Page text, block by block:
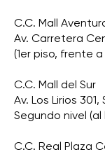
C.C. Mall
Av. Carretera
(1er piso, frente a
C.C. Mall del Sur
Av. Los Lirios
Segundo nivel
C.C. Real Plaza